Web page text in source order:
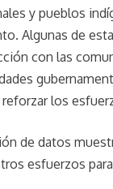
y pueblos
Algunas de
con las
los
de datos
esfuerzos